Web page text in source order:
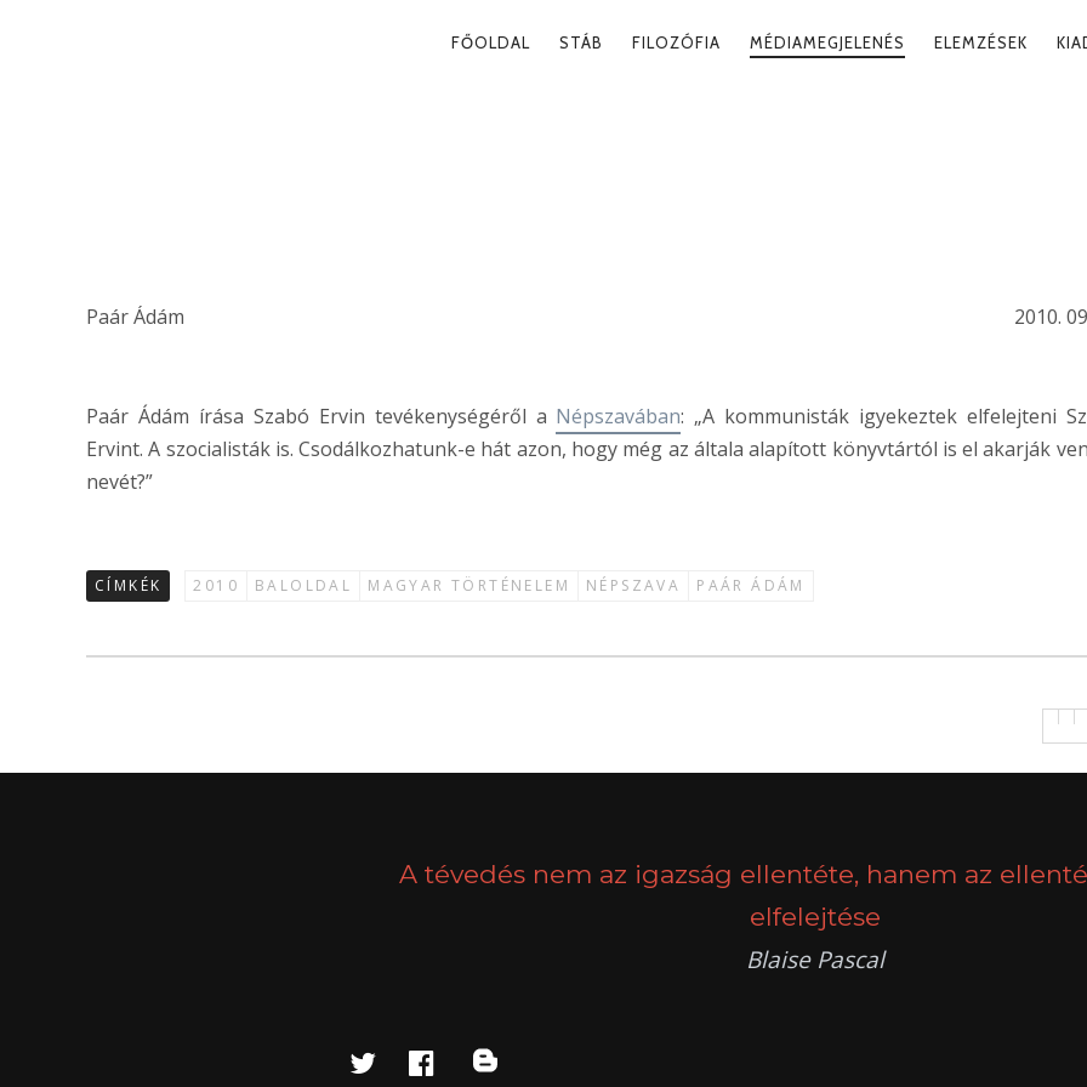
PRIMARY
FŐOLDAL STÁB FILOZÓFIA MÉDIAMEGJELENÉS ELEMZÉSEK
Paár Ádám 2010.
Paár Ádám írása Szabó Ervin tevékenységéről a Népszavában: „A kommunisták igyekeztek elfelejteni
Ervint. A szocialisták is. Csodálkozhatunk-e hát azon, hogy még az általa alapított könyvtártól is el akarják
nevét?”
CÍMKÉK 2010 BALOLDAL MAGYAR TÖRTÉNELEM NÉPSZAVA PAÁR ÁDÁM
A tévedés nem az igazság ellentéte, hanem az
elfelejtése
Blaise Pascal
twitterfacebook
blog